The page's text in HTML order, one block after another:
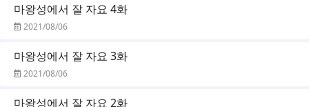
마왕성에서 잘 자요 4화
2021/08/06
마왕성에서 잘 자요 3화
2021/08/06
마왕성에서 잘 자요 2화